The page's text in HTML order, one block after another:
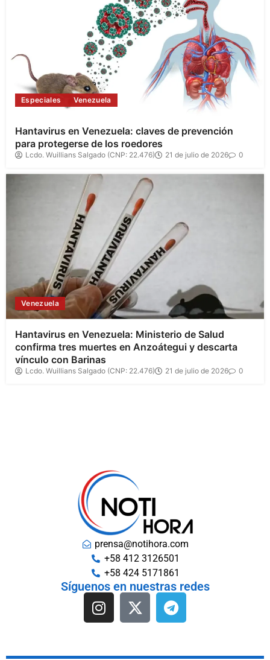
Especiales Venezuela
Hantavirus en Venezuela: claves de prevención
para protegerse de los roedores
Lcdo. Wuillians Salgado (CNP: 22.476) 21 de julio de 2026 0
Venezuela
Hantavirus en Venezuela: Ministerio de Salud
confirma tres muertes en Anzoátegui y descarta
vínculo con Barinas
Lcdo. Wuillians Salgado (CNP: 22.476) 21 de julio de 2026 0
prensa@notihora.com
+58 412 3126501
+58 424 5171861
Síguenos en nuestras redes